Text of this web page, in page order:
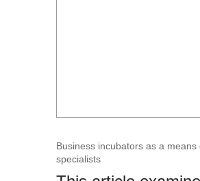
Business incubators as a
specialists